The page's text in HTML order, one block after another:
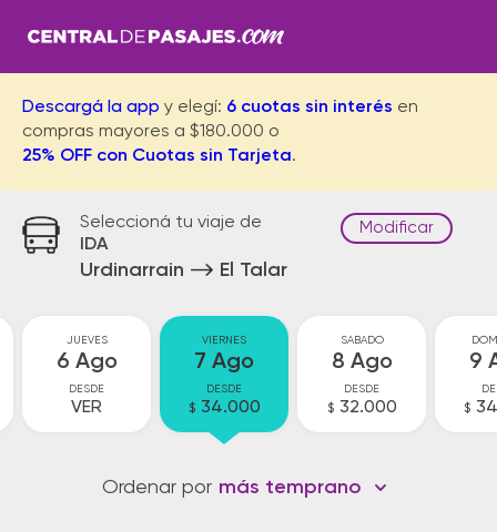
Descargá la app y elegí: 6 cuotas sin interés en
compras mayores a $180.000 o
25% OFF con Cuotas sin Tarjeta.
Seleccioná tu viaje de
IDA
Urdinarrain El Talar
Modificar
JUEVES
6 Ago
DESDE
VER
VIERNES
7 Ago
DESDE
$ 34.000
SABADO
8 Ago
DESDE
$ 32.000
9
$
Ordenar por más temprano